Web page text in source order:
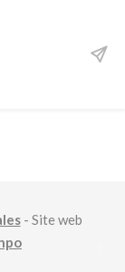
- Site web